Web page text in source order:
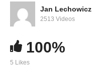
Jan Lechowicz
2513 Videos
100%
5 Likes